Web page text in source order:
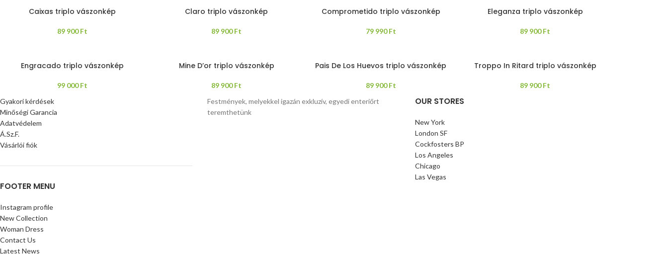
Caixas triplo vászonkép
89 900Ft
Claro triplo vászonkép
89 900Ft
Comprometido triplo vászonkép
79 990Ft
Eleganza triplo vászonkép
89 900Ft
Engracado triplo vászonkép
99 000Ft
Mine D’or triplo vászonkép
89 900Ft
Pais De Los Huevos triplo vászonkép
89 900Ft
Troppo In Ritard triplo vászonkép
89 900Ft
Gyakori kérdések
Minőségi Garancia
Adatvédelem
Á.Sz.F.
Vásárlói fiók
FOOTER MENU
Instagram profile
New Collection
Woman Dress
Contact Us
Latest News
Festmények, melyekkel igazán exkluzív, egyedi enteriőrt
teremthetünk
OUR STORES
New York
London SF
Cockfosters BP
Los Angeles
Chicago
Las Vegas